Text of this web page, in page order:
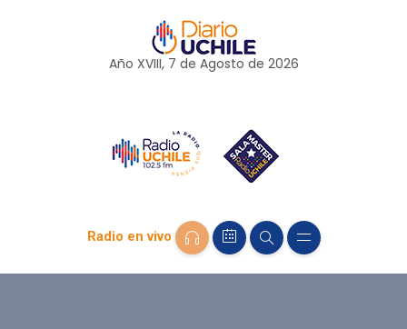
Año XVIII, 7 de Agosto de 2026
Radio en vivo